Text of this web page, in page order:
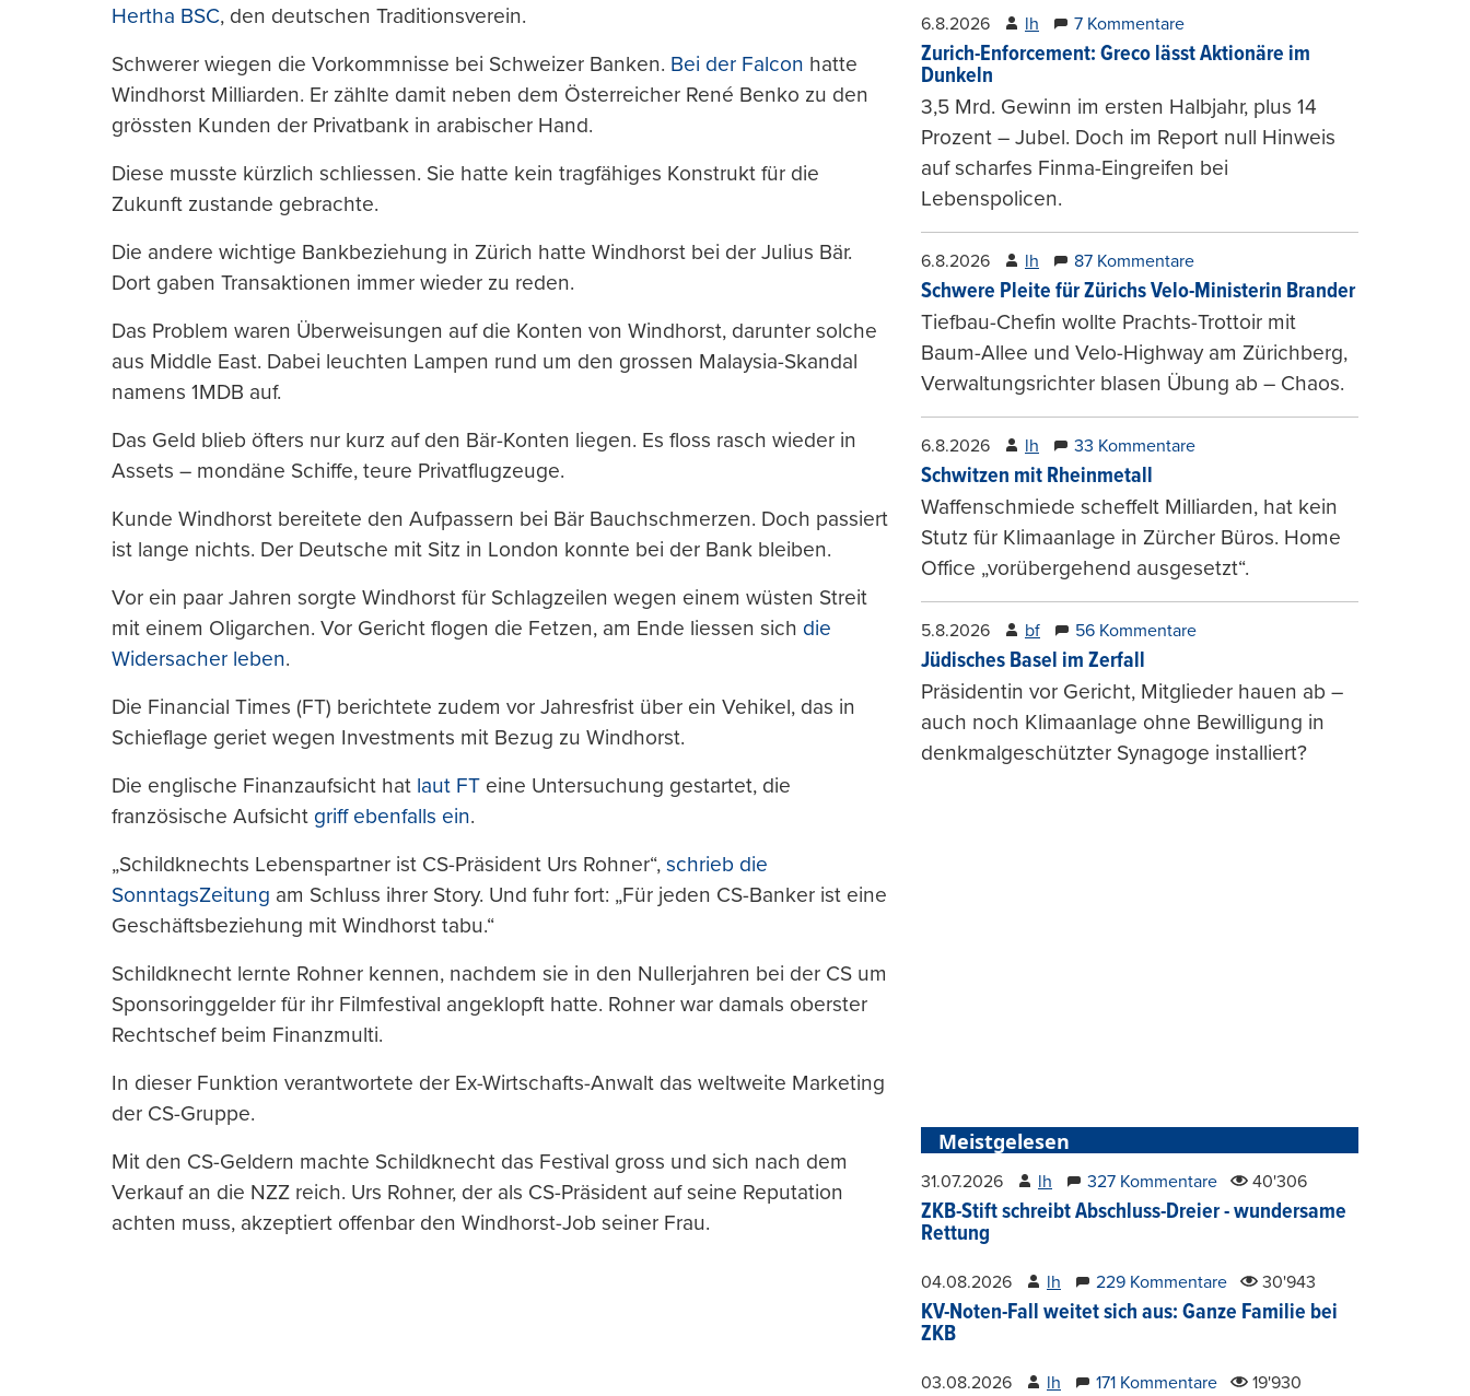
Hertha BSC, den deutschen Traditionsverein.
Schwerer wiegen die Vorkommnisse bei Schweizer Banken. Bei der Falcon hatte
Windhorst Milliarden. Er zählte damit neben dem Österreicher René Benko zu den
grössten Kunden der Privatbank in arabischer Hand.
Diese musste kürzlich schliessen. Sie hatte kein tragfähiges Konstrukt für die
Zukunft zustande gebrachte.
Die andere wichtige Bankbeziehung in Zürich hatte Windhorst bei der Julius Bär.
Dort gaben Transaktionen immer wieder zu reden.
Das Problem waren Überweisungen auf die Konten von Windhorst, darunter solche
aus Middle East. Dabei leuchten Lampen rund um den grossen Malaysia-Skandal
namens 1MDB auf.
Das Geld blieb öfters nur kurz auf den Bär-Konten liegen. Es floss rasch wieder in
Assets – mondäne Schiffe, teure Privatflugzeuge.
Kunde Windhorst bereitete den Aufpassern bei Bär Bauchschmerzen. Doch passiert
ist lange nichts. Der Deutsche mit Sitz in London konnte bei der Bank bleiben.
Vor ein paar Jahren sorgte Windhorst für Schlagzeilen wegen einem wüsten Streit
mit einem Oligarchen. Vor Gericht flogen die Fetzen, am Ende liessen sich die
Widersacher leben.
Die Financial Times (FT) berichtete zudem vor Jahresfrist über ein Vehikel, das in
Schieflage geriet wegen Investments mit Bezug zu Windhorst.
Die englische Finanzaufsicht hat laut FT eine Untersuchung gestartet, die
französische Aufsicht griff ebenfalls ein.
„Schildknechts Lebenspartner ist CS-Präsident Urs Rohner“, schrieb die
SonntagsZeitung am Schluss ihrer Story. Und fuhr fort: „Für jeden CS-Banker ist eine
Geschäftsbeziehung mit Windhorst tabu.“
Schildknecht lernte Rohner kennen, nachdem sie in den Nullerjahren bei der CS um
Sponsoringgelder für ihr Filmfestival angeklopft hatte. Rohner war damals oberster
Rechtschef beim Finanzmulti.
In dieser Funktion verantwortete der Ex-Wirtschafts-Anwalt das weltweite Marketing
der CS-Gruppe.
Mit den CS-Geldern machte Schildknecht das Festival gross und sich nach dem
Verkauf an die NZZ reich. Urs Rohner, der als CS-Präsident auf seine Reputation
achten muss, akzeptiert offenbar den Windhorst-Job seiner Frau.
6.8.2026 lh 7 Kommentare
Zurich-Enforcement: Greco lässt Aktionäre im
Dunkeln
3,5 Mrd. Gewinn im ersten Halbjahr, plus 14
Prozent – Jubel. Doch im Report null Hinweis
auf scharfes Finma-Eingreifen bei
Lebenspolicen.
6.8.2026 lh 87 Kommentare
Schwere Pleite für Zürichs Velo-Ministerin Brander
Tiefbau-Chefin wollte Prachts-Trottoir mit
Baum-Allee und Velo-Highway am Zürichberg,
Verwaltungsrichter blasen Übung ab – Chaos.
6.8.2026 lh 33 Kommentare
Schwitzen mit Rheinmetall
Waffenschmiede scheffelt Milliarden, hat kein
Stutz für Klimaanlage in Zürcher Büros. Home
Office „vorübergehend ausgesetzt“.
5.8.2026 bf 56 Kommentare
Jüdisches Basel im Zerfall
Präsidentin vor Gericht, Mitglieder hauen ab –
auch noch Klimaanlage ohne Bewilligung in
denkmalgeschützter Synagoge installiert?
Meistgelesen
31.07.2026 lh 327 Kommentare 40'306
ZKB-Stift schreibt Abschluss-Dreier - wundersame
Rettung
04.08.2026 lh 229 Kommentare 30'943
KV-Noten-Fall weitet sich aus: Ganze Familie bei
ZKB
03.08.2026 lh 171 Kommentare 19'930